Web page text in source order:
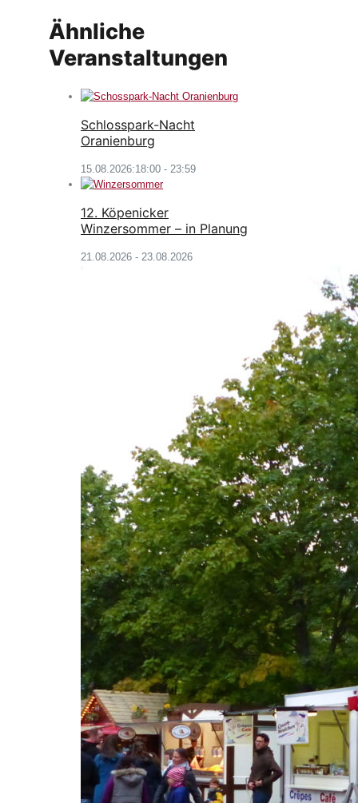
Ähnliche
Veranstaltungen
Schlosspark-Nacht
Oranienburg
15.08.2026:18:00 - 23:59
12. Köpenicker
Winzersommer – in Planung
21.08.2026 - 23.08.2026